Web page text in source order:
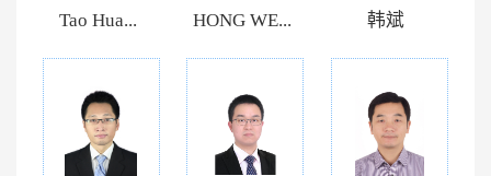
Tao Hua... HONG WE... 韩斌